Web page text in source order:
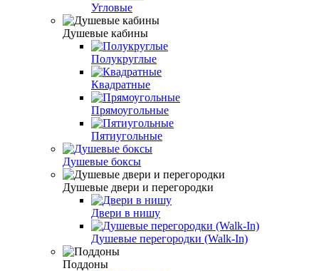
Угловые
Душевые кабины
Полукруглые
Квадратные
Прямоугольные
Пятиугольные
Душевые боксы
Душевые двери и перегородки
Двери в нишу
Душевые перегородки (Walk-In)
Поддоны